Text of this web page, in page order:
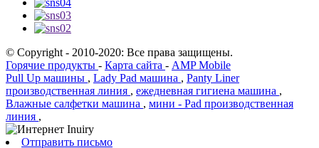
© Copyright - 2010-2020: Все права защищены.
Горячие продукты - Карта сайта - AMP Mobile
Pull Up машины , Lady Pad машина , Panty Liner
производственная линия , ежедневная гигиена машина ,
Влажные салфетки машина , мини - Pad производственная
линия ,
Отправить письмо